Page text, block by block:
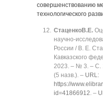
совершенствованию
технологического
СтаценкоВ.Е.
научно-
России / В. Е.
Кавказского
2023. ‒ № 3. ‒ C.
(5 назв.). ‒ URL:
https://
id=41866912. ‒